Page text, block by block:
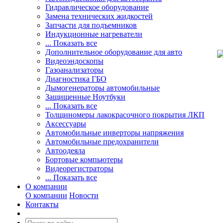
Гидравлическое оборудование
Замена технических жидкостей
Запчасти для подъемников
Индукционные нагреватели
... Показать все
Дополнительное оборудование для авто
Видеоэндоскопы
Газоанализаторы
Диагностика ГБО
Дымогенераторы автомобильные
Защищенные Ноутбуки
... Показать все
Толщиномеры лакокрасочного покрытия ЛКП
Аксессуары
Автомобильные инверторы напряжения
Автомобильные предохранители
Автоодеяла
Бортовые компьютеры
Видеорегистраторы
... Показать все
О компании
О компании Новости
Контакты